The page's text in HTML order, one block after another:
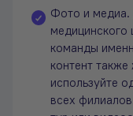
Фото и медиа.
медицинского
команды
контент
используйте
всех